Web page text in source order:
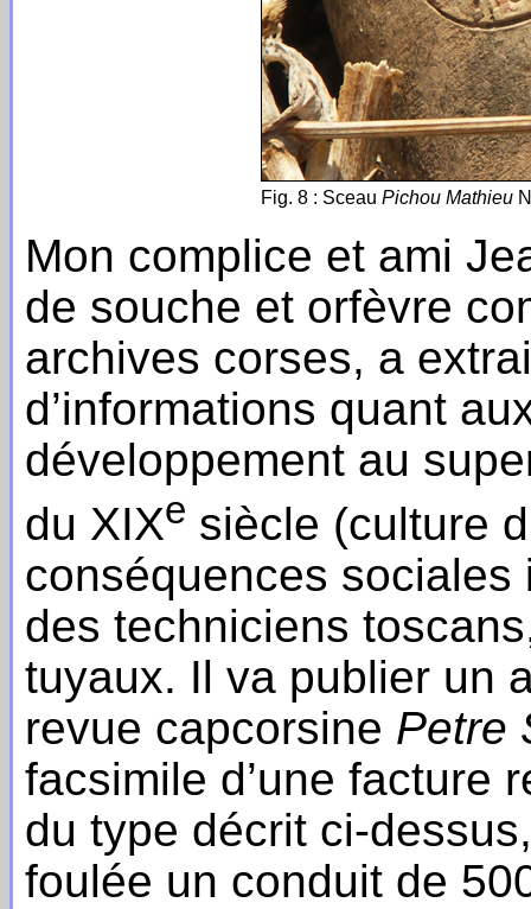
Fig. 8 : Sceau Pichou Mathieu
Mon complice et ami
de souche et orfèvre
archives corses, a
d’informations quant
développement au
du XIXe siècle (culture
conséquences
des techniciens
tuyaux. Il va publier un
revue capcorsine Petre
facsimile d’une facture
du type décrit ci-
foulée un conduit de